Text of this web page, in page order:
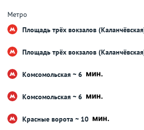
Метро
Площадь трёх вокзалов
Площадь трёх вокзалов
Комсомольская ~ 6
Комсомольская ~ 6
Красные ворота ~ 10